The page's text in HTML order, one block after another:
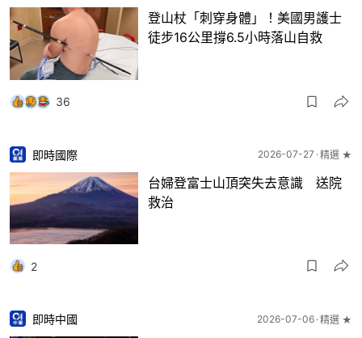
登山杖「刺穿身體」！美國男護士
徒步16公里撐6.5小時落山自救
36
即時國際 2026-07-27 精選 ★
台婦登富士山頂突失去意識 送院
救治
2
即時中國 2026-07-06 精選 ★